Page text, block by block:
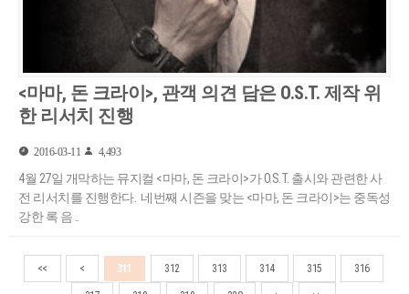
<마마, 돈 크라이>, 관객 의견 담은 O.S.T. 제작 위
한 리서치 진행
2016-03-11 4,493
4월 27일 개막하는 뮤지컬 <마마, 돈 크라이>가 O.S.T. 출시와 관련한 사
전 리서치를 진행한다. 네번째 시즌을 맞는 <마마, 돈 크라이>는 중독성
강한 록 음 ..
<< < 311 312 313 314 315 316